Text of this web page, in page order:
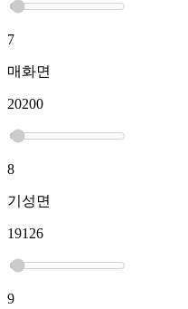
7
매화면
20200
8
기성면
19126
9